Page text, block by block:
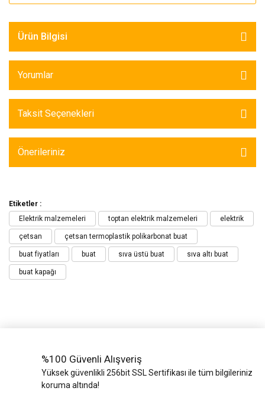
Ürün Bilgisi
Yorumlar
Taksit Seçenekleri
Önerileriniz
Etiketler :
Elektrik malzemeleri
toptan elektrik malzemeleri elektrik
çetsan çetsan termoplastik polikarbonat buat
buat fiyatları buat sıva üstü buat sıva altı buat
buat kapağı
%100 Güvenli Alışveriş
Yüksek güvenlikli 256bit SSL Sertifikası ile tüm bilgileriniz
koruma altında!